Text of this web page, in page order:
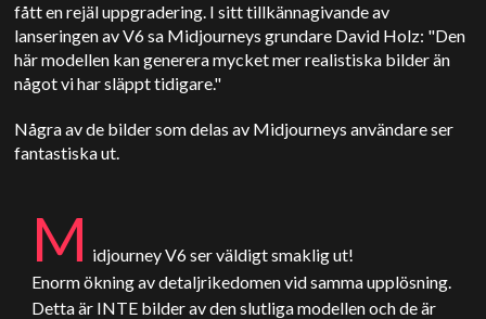
fått en rejäl uppgradering. I sitt tillkännagivande av
lanseringen av V6 sa Midjourneys grundare David Holz: "Den
här modellen kan generera mycket mer realistiska bilder än
något vi har släppt tidigare."
Några av de bilder som delas av Midjourneys användare ser
fantastiska ut.
M idjourney V6 ser väldigt smaklig ut!
Enorm ökning av detaljrikedomen vid samma upplösning.
Detta är INTE bilder av den slutliga modellen och de är